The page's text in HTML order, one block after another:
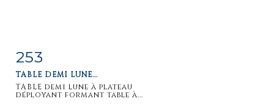
Item detail
253
TABLE DEMI LUNE...
TABLE demi lune à plateau
déployant formant table à...